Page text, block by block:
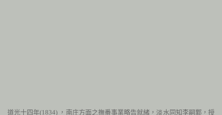
道光十四年(1834) ，南庄方面之撫番事業略告就緒，淡水同知李嗣鄴，授